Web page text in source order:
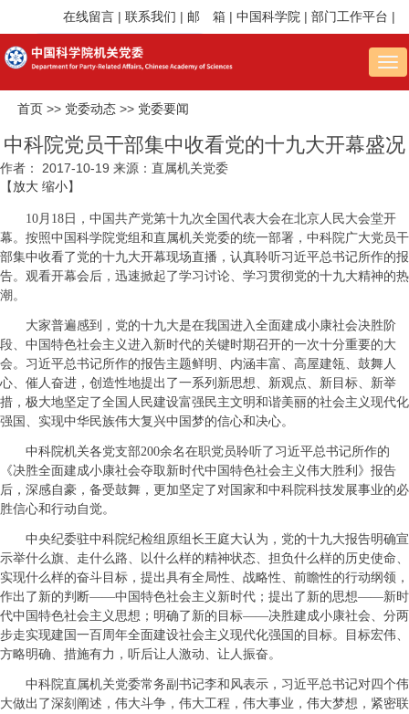
在线留言 | 联系我们 | 邮 箱 | 中国科学院 | 部门工作平台 |
首页 >> 党委动态 >> 党委要闻
中科院党员干部集中收看党的十九大开幕盛况
作者： 2017-10-19 来源：直属机关党委
【放大 缩小】
10月18日，中国共产党第十九次全国代表大会在北京人民大会堂开
幕。按照中国科学院党组和直属机关党委的统一部署，中科院广大党员干
部集中收看了党的十九大开幕现场直播，认真聆听习近平总书记所作的报
告。观看开幕会后，迅速掀起了学习讨论、学习贯彻党的十九大精神的热
潮。
大家普遍感到，党的十九大是在我国进入全面建成小康社会决胜阶
段、中国特色社会主义进入新时代的关键时期召开的一次十分重要的大
会。习近平总书记所作的报告主题鲜明、内涵丰富、高屋建瓴、鼓舞人
心、催人奋进，创造性地提出了一系列新思想、新观点、新目标、新举
措，极大地坚定了全国人民建设富强民主文明和谐美丽的社会主义现代化
强国、实现中华民族伟大复兴中国梦的信心和决心。
中科院机关各党支部200余名在职党员聆听了习近平总书记所作的
《决胜全面建成小康社会夺取新时代中国特色社会主义伟大胜利》报告
后，深感自豪，备受鼓舞，更加坚定了对国家和中科院科技发展事业的必
胜信心和行动自觉。
中央纪委驻中科院纪检组原组长王庭大认为，党的十九大报告明确宣
示举什么旗、走什么路、以什么样的精神状态、担负什么样的历史使命、
实现什么样的奋斗目标，提出具有全局性、战略性、前瞻性的行动纲领，
作出了新的判断——中国特色社会主义新时代；提出了新的思想——新时
代中国特色社会主义思想；明确了新的目标——决胜建成小康社会、分两
步走实现建国一百周年全面建设社会主义现代化强国的目标。目标宏伟、
方略明确、措施有力，听后让人激动、让人振奋。
中科院直属机关党委常务副书记李和风表示，习近平总书记对四个伟
大做出了深刻阐述，伟大斗争，伟大工程，伟大事业，伟大梦想，紧密联